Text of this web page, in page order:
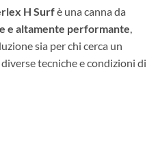
H Surfè una canna da
e altamente performante,
sia per chi cerca un
tecniche e condizioni di